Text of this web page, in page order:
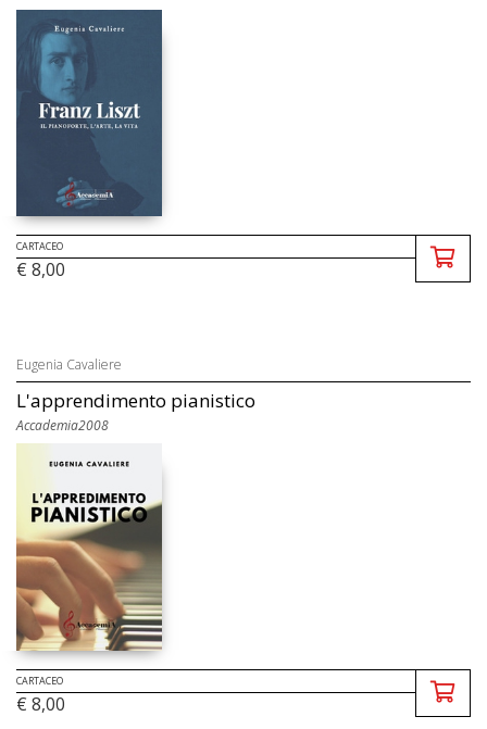
CARTACEO
€ 8,00
Eugenia Cavaliere
L'apprendimento pianistico
Accademia2008
CARTACEO
€ 8,00